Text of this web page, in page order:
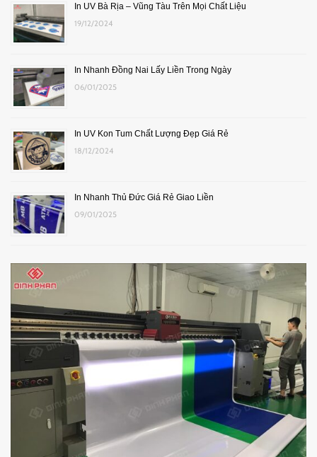
In UV Bà Rịa – Vũng Tàu Trên Mọi Chất Liệu
19/12/2024
In Nhanh Đồng Nai Lấy Liền Trong Ngày
06/01/2025
In UV Kon Tum Chất Lượng Đẹp Giá Rẻ
18/12/2024
In Nhanh Thủ Đức Giá Rẻ Giao Liền
09/01/2025